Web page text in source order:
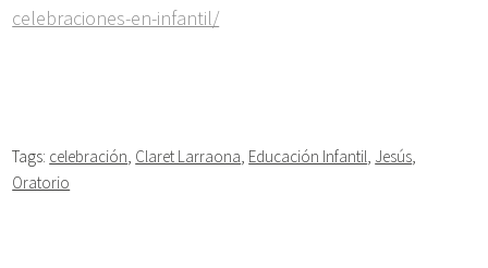
celebraciones-en-infantil/
Tags: celebración, Claret Larraona, Educación Infantil, Jesús,
Oratorio